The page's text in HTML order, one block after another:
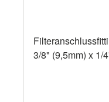
3/8" (9,5mm) x 1/